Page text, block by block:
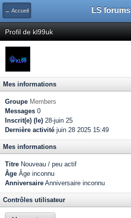
← Accueil LS forums
Profil de kl99uk
Mes informations
Groupe Members
Messages 0
Inscrit(e) (le) 28-juin 25
Dernière activité juin 28 2025 15:49
Mes informations
Titre Nouveau / peu actif
Âge Âge inconnu
Anniversaire Anniversaire inconnu
Contrôles utilisateur